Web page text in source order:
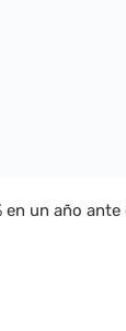
un año ante